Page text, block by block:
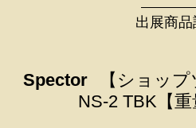
出展商品
Spector
【ショッ
NS-2 TBK【重